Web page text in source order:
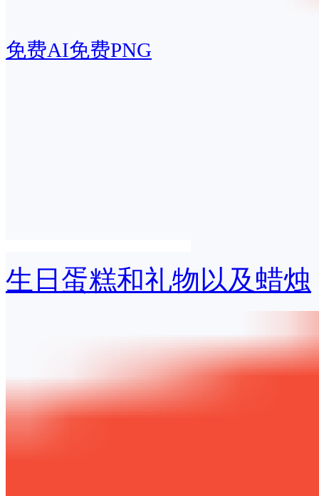
免费AI免费PNG
生日蛋糕和礼物以及蜡烛